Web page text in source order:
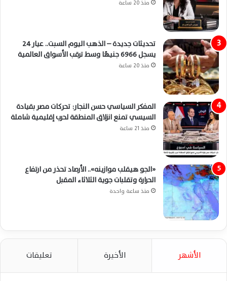
منذ 20 ساعة
تحديثات جديدة – الذهب اليوم السبت.. عيار 24
يسجل 6966 جنيهًا وسط ترقب الأسواق العالمية
منذ 20 ساعة
المفكر السياسي حسن النجار: تحركات مصر بقيادة
السيسي تمنع انزلاق المنطقة لحرب إقليمية شاملة
منذ 21 ساعة
«الجو هيقلب موازينه».. الأرصاد تحذر من ارتفاع
الحرارة وتقلبات جوية الثلاثاء المقبل
منذ ساعة واحدة
الأشهر الأخيرة تعليقات